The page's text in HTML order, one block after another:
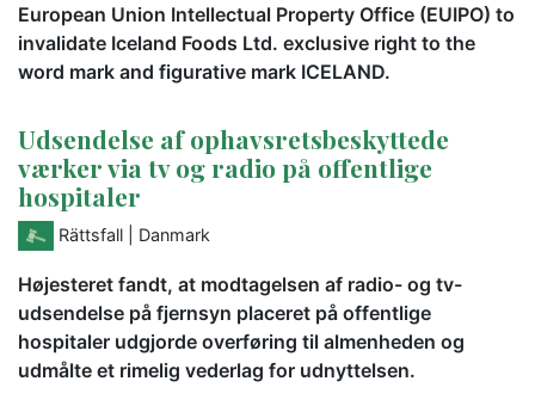
European Union Intellectual Property Office (EUIPO) to
invalidate Iceland Foods Ltd. exclusive right to the
word mark and figurative mark ICELAND.
Udsendelse af ophavsretsbeskyttede
værker via tv og radio på offentlige
hospitaler
Rättsfall | Danmark
Højesteret fandt, at modtagelsen af radio- og tv-
udsendelse på fjernsyn placeret på offentlige
hospitaler udgjorde overføring til almenheden og
udmålte et rimelig vederlag for udnyttelsen.